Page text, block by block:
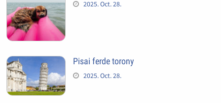
2025. Oct. 28.
Pisai ferde torony
2025. Oct. 28.